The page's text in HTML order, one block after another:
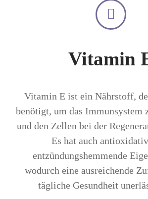
Vitamin
Vitamin E ist ein Nährstoff,
benötigt, um das Immunsystem
und den Zellen bei der
Es hat auch
entzündungshemmende
wodurch eine ausreichende
tägliche Gesundheit